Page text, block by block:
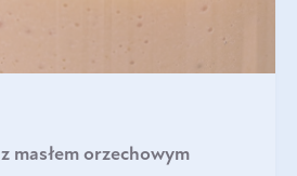
masłem orzechowym